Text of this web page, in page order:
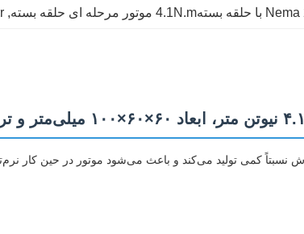
,
کار صدای و لرزش نسبتاً کمی تولید می‌کند و باعث می‌شود موتور در